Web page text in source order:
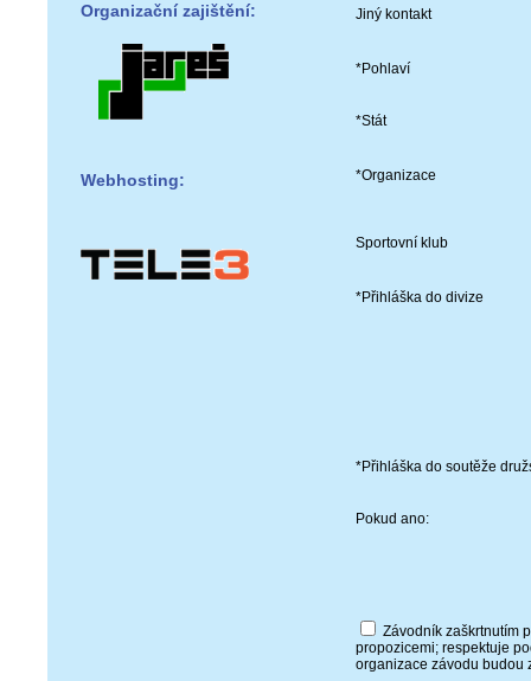
Organizační zajištění:
Webhosting:
Jiný kontakt
*Pohlaví
*Stát
*Organizace
Sportovní klub
*Přihláška do divize
*Přihláška do soutěže
Pokud ano:
Závodník zaškrtnutím
propozicemi; respektuje
organizace závodu budou